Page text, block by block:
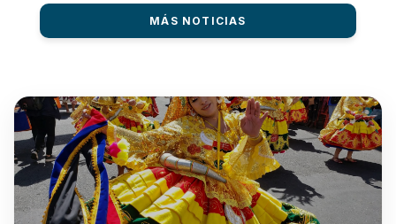
MÁS NOTICIAS